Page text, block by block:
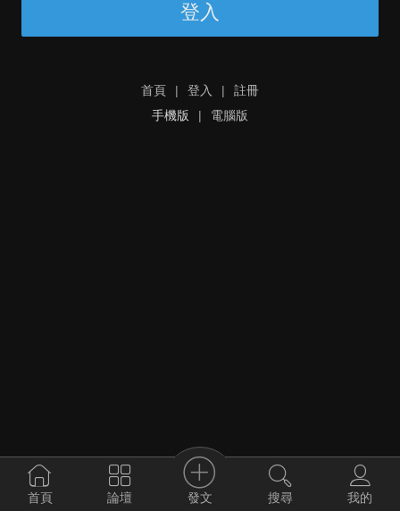
登入
首頁 | 登入 |
註冊
手機版
| 電腦版
首頁 論壇 發文 搜尋 我的